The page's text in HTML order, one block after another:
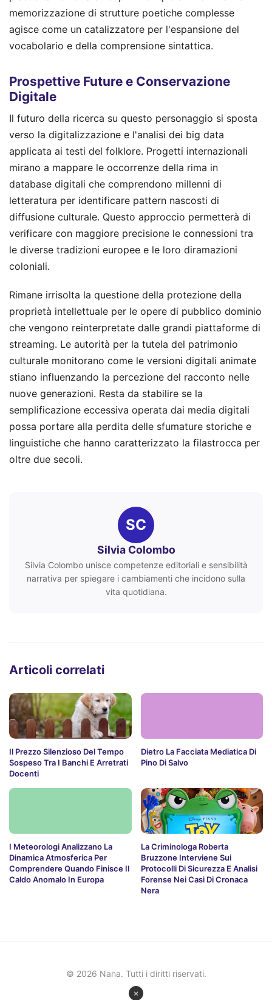
memorizzazione di strutture poetiche complesse
agisce come un catalizzatore per l'espansione del
vocabolario e della comprensione sintattica.
Prospettive Future e Conservazione
Digitale
Il futuro della ricerca su questo personaggio si sposta
verso la digitalizzazione e l'analisi dei big data
applicata ai testi del folklore. Progetti internazionali
mirano a mappare le occorrenze della rima in
database digitali che comprendono millenni di
letteratura per identificare pattern nascosti di
diffusione culturale. Questo approccio permetterà di
verificare con maggiore precisione le connessioni tra
le diverse tradizioni europee e le loro diramazioni
coloniali.
Rimane irrisolta la questione della protezione della
proprietà intellettuale per le opere di pubblico dominio
che vengono reinterpretate dalle grandi piattaforme di
streaming. Le autorità per la tutela del patrimonio
culturale monitorano come le versioni digitali animate
stiano influenzando la percezione del racconto nelle
nuove generazioni. Resta da stabilire se la
semplificazione eccessiva operata dai media digitali
possa portare alla perdita delle sfumature storiche e
linguistiche che hanno caratterizzato la filastrocca per
oltre due secoli.
SC
Silvia Colombo
Silvia Colombo unisce competenze editoriali e sensibilità
narrativa per spiegare i cambiamenti che incidono sulla
vita quotidiana.
Articoli correlati
Il Prezzo Silenzioso Del Tempo
Sospeso Tra I Banchi E Arretrati
Docenti
Dietro La Facciata Mediatica Di
Pino Di Salvo
I Meteorologi Analizzano La
Dinamica Atmosferica Per
Comprendere Quando Finisce Il
Caldo Anomalo In Europa
La Criminologa Roberta
Bruzzone Interviene Sui
Protocolli Di Sicurezza E Analisi
Forense Nei Casi Di Cronaca
Nera
×
© 2026 Nana. Tutti i diritti riservati.